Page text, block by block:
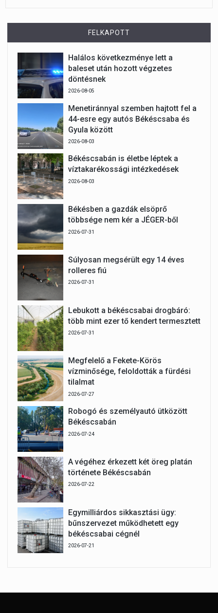
FELKAPOTT
Halálos következménye lett a
baleset után hozott végzetes
döntésnek
2026-08-05
Menetiránnyal szemben hajtott fel a
44-esre egy autós Békéscsaba és
Gyula között
2026-08-03
Békéscsabán is életbe léptek a
víztakarékossági intézkedések
2026-08-03
Békésben a gazdák elsöprő
többsége nem kér a JÉGER-ből
2026-07-31
Súlyosan megsérült egy 14 éves
rolleres fiú
2026-07-31
Lebukott a békéscsabai drogbáró:
több mint ezer tő kendert termesztett
2026-07-31
Megfelelő a Fekete-Körös
vízminősége, feloldották a fürdési
tilalmat
2026-07-27
Robogó és személyautó ütközött
Békéscsabán
2026-07-24
A végéhez érkezett két öreg platán
története Békéscsabán
2026-07-22
Egymilliárdos sikkasztási ügy:
bűnszervezet működhetett egy
békéscsabai cégnél
2026-07-21